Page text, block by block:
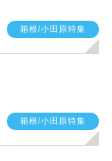
箱根/小田原特集
箱根/小田原特集